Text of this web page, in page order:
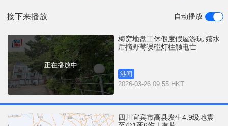
e
接下来播放 自动播放
正在播放中
梅窝地盘工休假度假屋游玩 嬉水
后摘野莓误碰灯柱触电亡
港闻
2026-03-26 09:55 HKT
四川宜宾市高县发生4.9级地震